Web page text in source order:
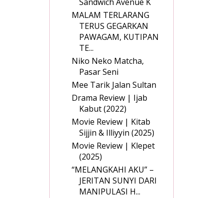
MALAM TERLARANG
TERUS GEGARKAN
PAWAGAM, KUTIPAN
TE...
Niko Neko Matcha,
Pasar Seni
Mee Tarik Jalan Sultan
Drama Review | Ijab
Kabut (2022)
Movie Review | Kitab
Sijjin & Illiyyin (2025)
Movie Review | Klepet
(2025)
“MELANGKAHI AKU” –
JERITAN SUNYI DARI
MANIPULASI H...